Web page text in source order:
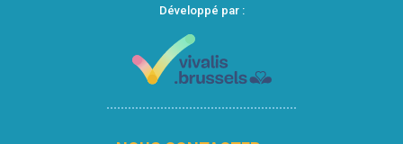
Développé par :